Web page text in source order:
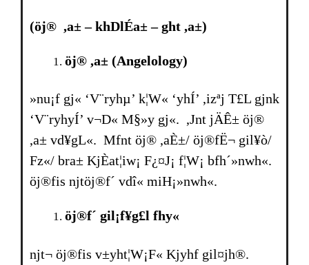
(öj® ,a± – khDlÉa± – ght ,a±)
öj® ,a± (Angelology)
»nu¡f gj« ‘V¨ryhµ’ k¦W« ‘yhÍ’ ,izªj T£L gjnk
‘V¨ryhyÍ’ v¬D« M§»y gj«. ,Jnt jÄÊ± öj®
,a± vd¥gL«. Mfnt öj® ,aÈ±/ öj®fË¬ gil¥ò/
Fz«/ bra± KjÈat¦iw¡ F¿¤J¡ f¦W¡ bfh´»nwh«.
öj®fis njtöj®f´ vdî« miH¡»nwh«.
öj®f´ gil¡f¥g£l fhy«
njt¬ öj®fis v±yht¦W¡F« Kjyhf gil¤jh®.